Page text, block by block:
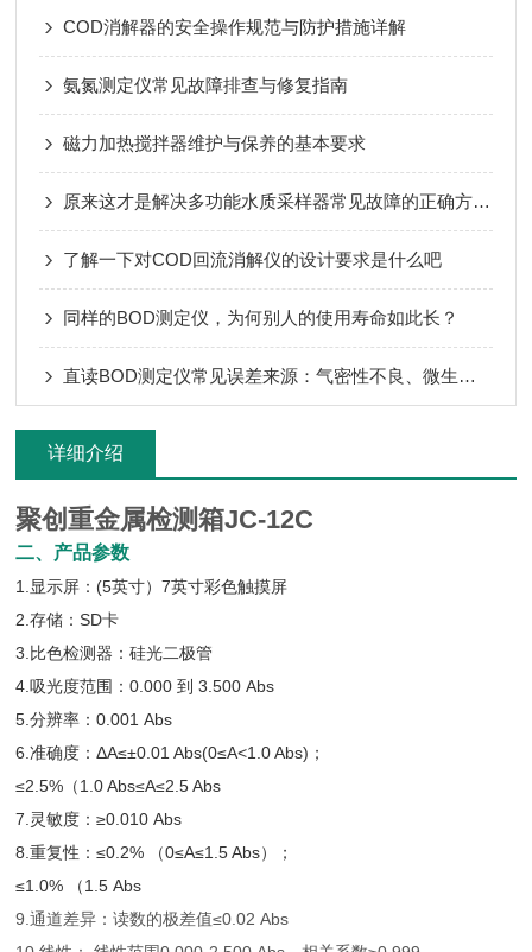
COD消解器的安全操作规范与防护措施详解
氨氮测定仪常见故障排查与修复指南
磁力加热搅拌器维护与保养的基本要求
原来这才是解决多功能水质采样器常见故障的正确方法！
了解一下对COD回流消解仪的设计要求是什么吧
同样的BOD测定仪，为何别人的使用寿命如此长？
直读BOD测定仪常见误差来源：气密性不良、微生物活性不足等
详细介绍
聚创重金属检测箱JC-12C
二、产品参数
1.显示屏：(5英寸）7英寸彩色触摸屏
2.存储：SD卡
3.比色检测器：硅光二极管
4.吸光度范围：0.000 到 3.500 Abs
5.分辨率：0.001 Abs
6.准确度：ΔA≤±0.01 Abs(0≤A<1.0 Abs)；
≤2.5%（1.0 Abs≤A≤2.5 Abs
7.灵敏度：≥0.010 Abs
8.重复性：≤0.2% （0≤A≤1.5 Abs）；
≤1.0% （1.5 Abs
9.通道差异：读数的极差值≤0.02 Abs